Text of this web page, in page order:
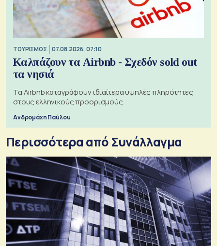
ΤΟΥΡΙΣΜΟΣ 07.08.2026, 07:10
Καλπάζουν τα Airbnb - Σχεδόν sold out
τα νησιά
Τα Airbnb καταγράφουν ιδιαίτερα υψηλές πληρότητες
στους ελληνικούς προορισμούς
Ανδρομάχη Παύλου
Περισσότερα από Συνάλλαγμα